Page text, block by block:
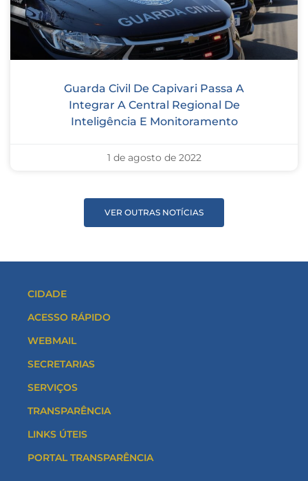
Guarda Civil De Capivari Passa A
Integrar A Central Regional De
Inteligência E Monitoramento
1 de agosto de 2022
VER OUTRAS NOTÍCIAS
CIDADE
ACESSO RÁPIDO
WEBMAIL
SECRETARIAS
SERVIÇOS
TRANSPARÊNCIA
LINKS ÚTEIS
PORTAL TRANSPARÊNCIA